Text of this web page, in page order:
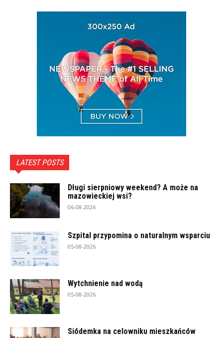
LATEST POSTS
Długi sierpniowy weekend? A może na
mazowieckiej wsi?
06-08-2026
Szpital przypomina o naturalnym wsparciu
05-08-2026
Wytchnienie nad wodą
05-08-2026
Siódemka na celowniku mieszkańców